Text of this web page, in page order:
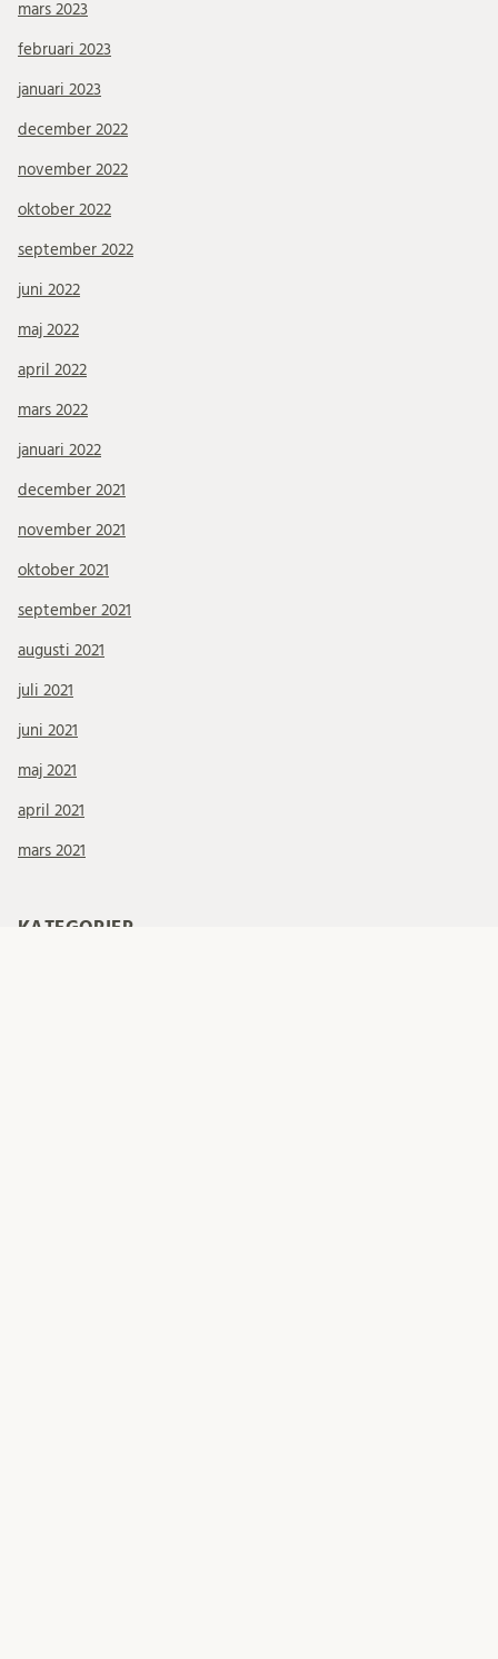
mars 2023
februari 2023
januari 2023
december 2022
november 2022
oktober 2022
september 2022
juni 2022
maj 2022
april 2022
mars 2022
januari 2022
december 2021
november 2021
oktober 2021
september 2021
augusti 2021
juli 2021
juni 2021
maj 2021
april 2021
mars 2021
KATEGORIER